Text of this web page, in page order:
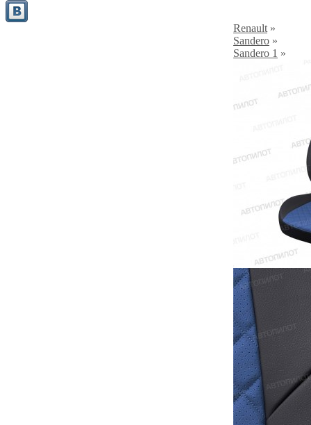
Renault »
Sandero »
Sandero 1 »